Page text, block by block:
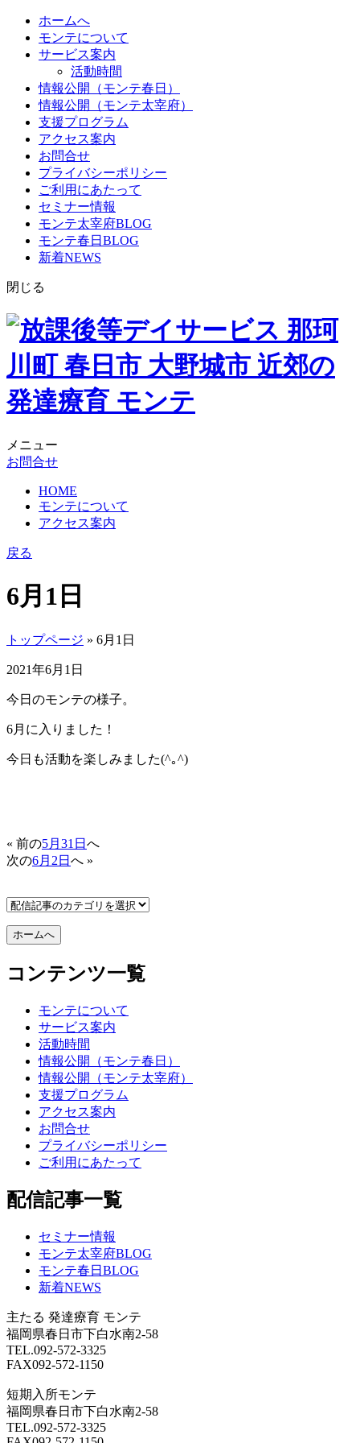
ホームへ
モンテについて
サービス案内
活動時間
情報公開（モンテ春日）
情報公開（モンテ太宰府）
支援プログラム
アクセス案内
お問合せ
プライバシーポリシー
ご利用にあたって
セミナー情報
モンテ太宰府BLOG
モンテ春日BLOG
新着NEWS
閉じる
メニュー
お問合せ
HOME
モンテについて
アクセス案内
戻る
6月1日
トップページ » 6月1日
2021年6月1日
今日のモンテの様子。
6月に入りました！
今日も活動を楽しみました(^｡^)
« 前の5月31日 へ
次の6月2日 へ »
コンテンツ一覧
モンテについて
サービス案内
活動時間
情報公開（モンテ春日）
情報公開（モンテ太宰府）
支援プログラム
アクセス案内
お問合せ
プライバシーポリシー
ご利用にあたって
配信記事一覧
セミナー情報
モンテ太宰府BLOG
モンテ春日BLOG
新着NEWS
主たる 発達療育 モンテ
福岡県春日市下白水南2-58
TEL.092-572-3325
FAX092-572-1150
短期入所モンテ
福岡県春日市下白水南2-58
TEL.092-572-3325